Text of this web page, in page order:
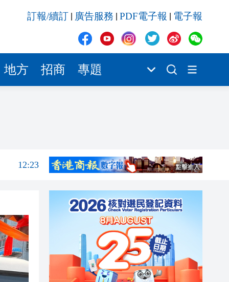
訂報/續訂 廣告服務 PDF電子報 電子報
地方 招商 專題
12:18
12:13
12:22
12:13
12:02